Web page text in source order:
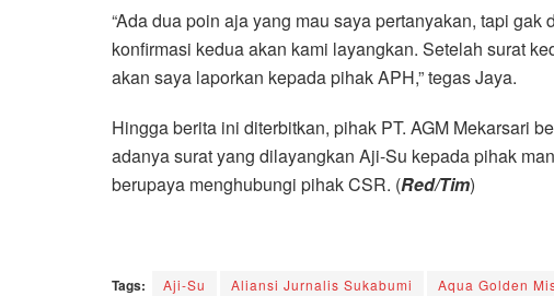
“Ada dua poin aja yang mau saya pertanyakan, tapi
konfirmasi kedua akan kami layangkan. Setelah surat
akan saya laporkan kepada pihak APH,” tegas Jaya.
Hingga berita ini diterbitkan, pihak PT. AGM Mekarsari
adanya surat yang dilayangkan Aji-Su kepada pihak
berupaya menghubungi pihak CSR. (Red/Tim)
Tags: Aji-Su Aliansi Jurnalis Sukabumi Aqua Golden